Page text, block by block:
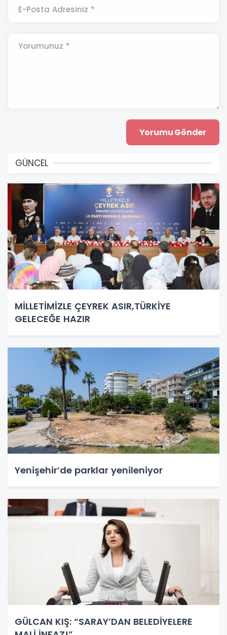
E-Posta Adresiniz *
Yorumunuz *
GÜNCEL
MİLLETİMİZLE ÇEYREK ASIR,TÜRKİYE
GELECEĞE HAZIR
Yenişehir’de parklar yenileniyor
GÜLCAN KIŞ: “SARAY’DAN BELEDİYELERE